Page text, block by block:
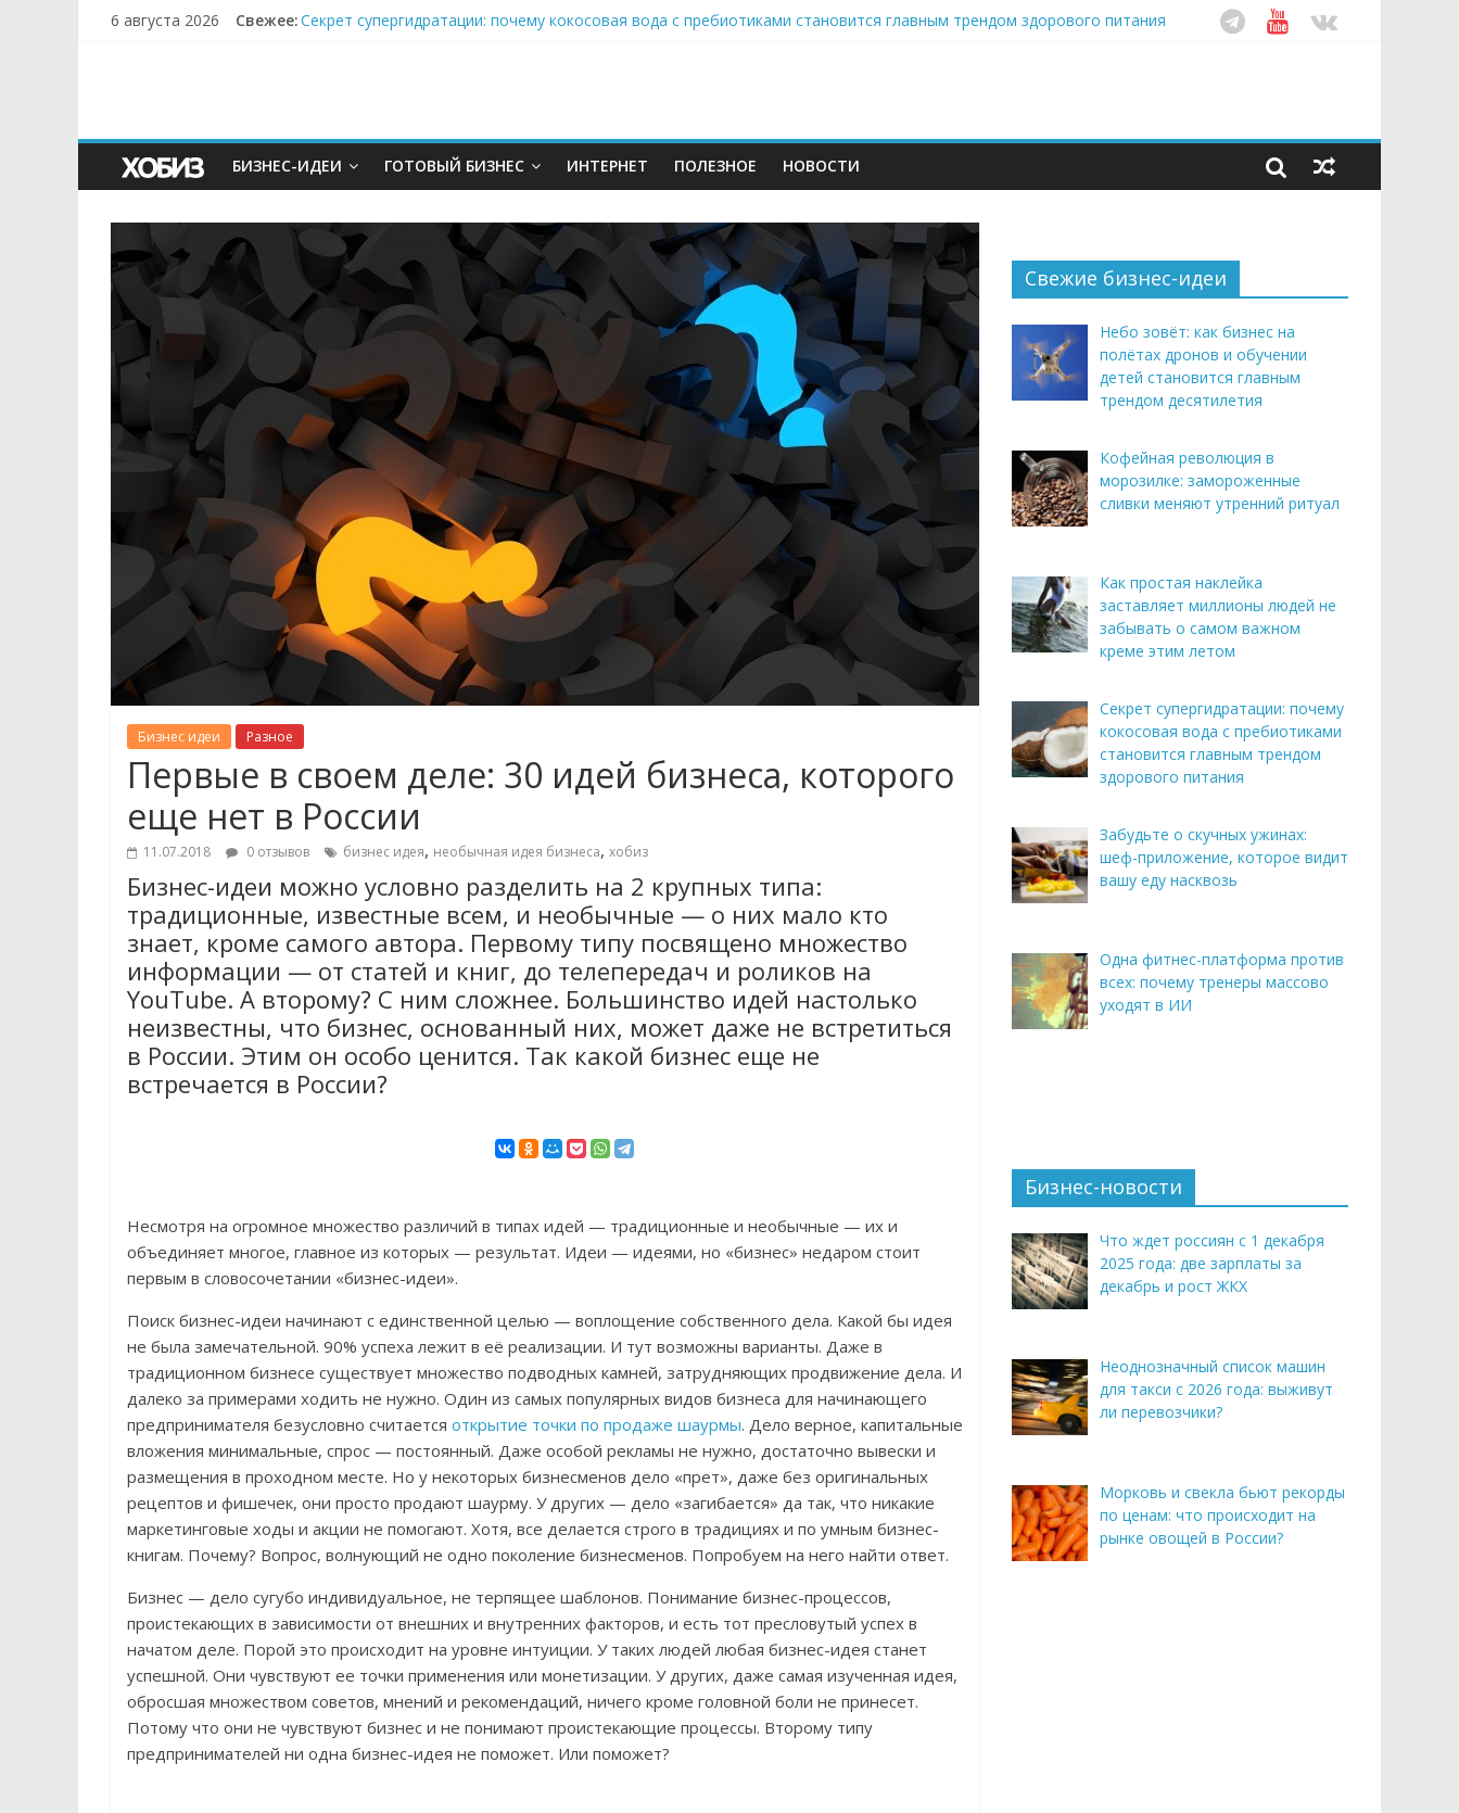
6 августа 2026 Свежее:Как простая наклейка заставляет миллионы людей не забывать о самом важном креме этим летом
БИЗНЕС-ИДЕИ ГОТОВЫЙ БИЗНЕС ИНТЕРНЕТ ПОЛЕЗНОЕ НОВОСТИ
Бизнес идеи Разное
Первые в своем деле: 30 идей бизнеса, которого
еще нет в России
11.07.2018 0 отзывов бизнес идея, необычная идея бизнеса, хобиз
Бизнес-идеи можно условно разделить на 2 крупных типа:
традиционные, известные всем, и необычные — о них мало кто
знает, кроме самого автора. Первому типу посвящено множество
информации — от статей и книг, до телепередач и роликов на
YouTube. А второму? С ним сложнее. Большинство идей настолько
неизвестны, что бизнес, основанный них, может даже не встретиться
в России. Этим он особо ценится. Так какой бизнес еще не
встречается в России?
Несмотря на огромное множество различий в типах идей — традиционные и необычные — их и
объединяет многое, главное из которых — результат. Идеи — идеями, но «бизнес» недаром стоит
первым в словосочетании «бизнес-идеи».
Поиск бизнес-идеи начинают с единственной целью — воплощение собственного дела. Какой бы идея
не была замечательной. 90% успеха лежит в её реализации. И тут возможны варианты. Даже в
традиционном бизнесе существует множество подводных камней, затрудняющих продвижение дела. И
далеко за примерами ходить не нужно. Один из самых популярных видов бизнеса для начинающего
предпринимателя безусловно считается открытие точки по продаже шаурмы. Дело верное, капитальные
вложения минимальные, спрос — постоянный. Даже особой рекламы не нужно, достаточно вывески и
размещения в проходном месте. Но у некоторых бизнесменов дело «прет», даже без оригинальных
рецептов и фишечек, они просто продают шаурму. У других — дело «загибается» да так, что никакие
маркетинговые ходы и акции не помогают. Хотя, все делается строго в традициях и по умным бизнес-
книгам. Почему? Вопрос, волнующий не одно поколение бизнесменов. Попробуем на него найти ответ.
Бизнес — дело сугубо индивидуальное, не терпящее шаблонов. Понимание бизнес-процессов,
проистекающих в зависимости от внешних и внутренних факторов, и есть тот пресловутый успех в
начатом деле. Порой это происходит на уровне интуиции. У таких людей любая бизнес-идея станет
успешной. Они чувствуют ее точки применения или монетизации. У других, даже самая изученная идея,
обросшая множеством советов, мнений и рекомендаций, ничего кроме головной боли не принесет.
Потому что они не чувствуют бизнес и не понимают проистекающие процессы. Второму типу
предпринимателей ни одна бизнес-идея не поможет. Или поможет?
Свежие бизнес-идеи
Небо зовёт: как бизнес на
полётах дронов и обучении
детей становится главным
трендом десятилетия
Кофейная революция в
морозилке: замороженные
сливки меняют утренний ритуал
Как простая наклейка
заставляет миллионы людей не
забывать о самом важном
креме этим летом
Секрет супергидратации: почему
кокосовая вода с пребиотиками
становится главным трендом
здорового питания
Забудьте о скучных ужинах:
шеф-приложение, которое видит
вашу еду насквозь
Одна фитнес-платформа против
всех: почему тренеры массово
уходят в ИИ
Бизнес-новости
Что ждет россиян с 1 декабря
2025 года: две зарплаты за
декабрь и рост ЖКХ
Неоднозначный список машин
для такси с 2026 года: выживут
ли перевозчики?
Морковь и свекла бьют рекорды
по ценам: что происходит на
рынке овощей в России?